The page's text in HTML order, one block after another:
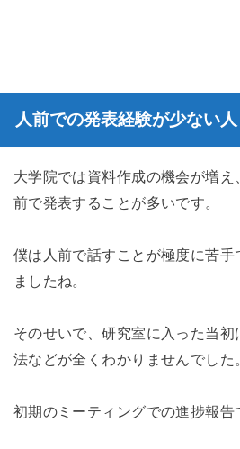
人前での発表経験が少ない人
大学院では資料作成の機会が増え
前で発表することが多いです。
僕は人前で話すことが極度に苦手
ましたね。
そのせいで、研究室に入った当
法などが全くわかりませんでした
初期のミーティングでの進捗報告